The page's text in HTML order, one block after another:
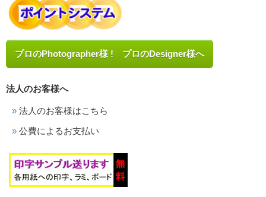
プロのPhotographer様 ! プロのDesigner様へ
法人のお客様へ
法人のお客様はこちら
公費によるお支払い